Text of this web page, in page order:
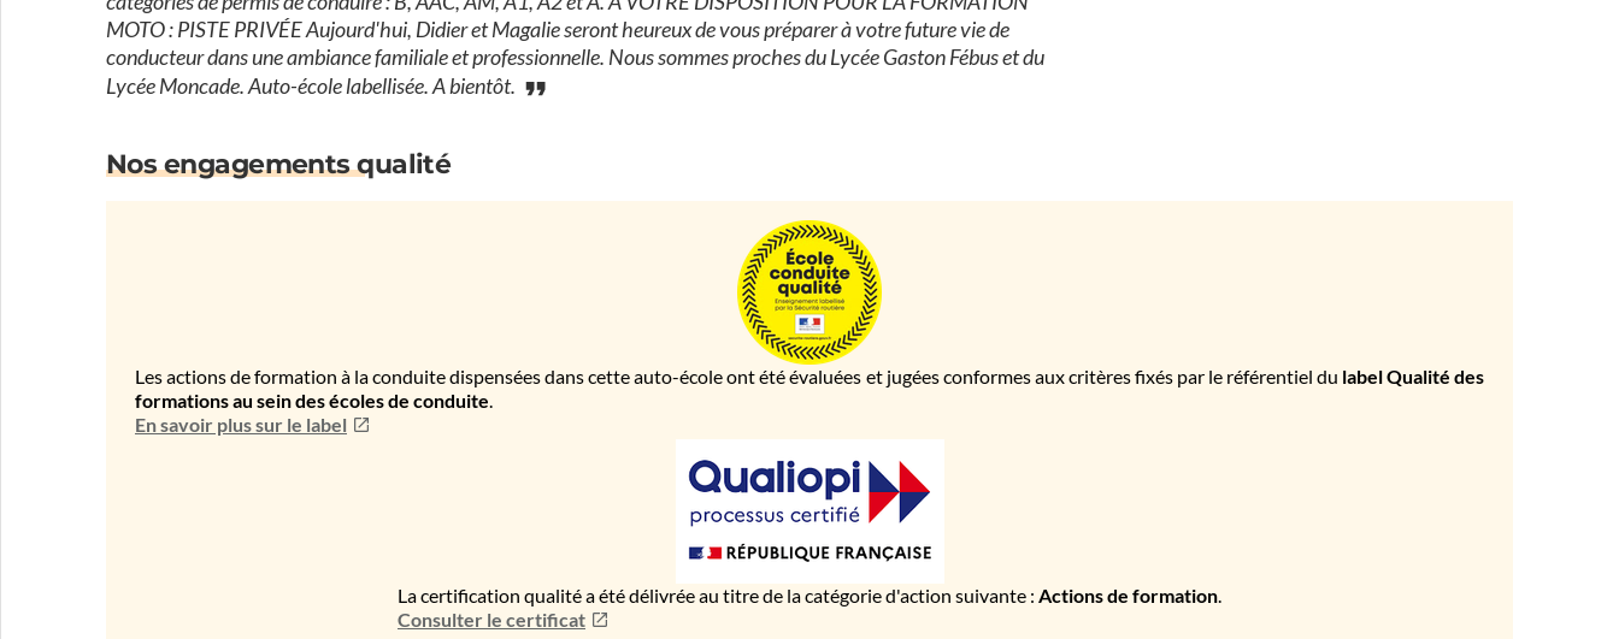
MOTO : PISTE PRIVÉE Aujourd'hui, Didier et Magalie seront heureux de vous préparer à votre future vie de
conducteur dans une ambiance familiale et professionnelle. Nous sommes proches du Lycée Gaston Fébus et du
Lycée Moncade. Auto-école labellisée. A bientôt.
Nos engagements qualité
Les actions de formation à la conduite dispensées dans cette auto-école ont été évaluées et jugées conformes aux critères fixés par le référentiel du label Qualité des
formations au sein des écoles de conduite.
En savoir plus sur le label
La certification qualité a été délivrée au titre de la catégorie d'action suivante : Actions de formation.
Consulter le certificat